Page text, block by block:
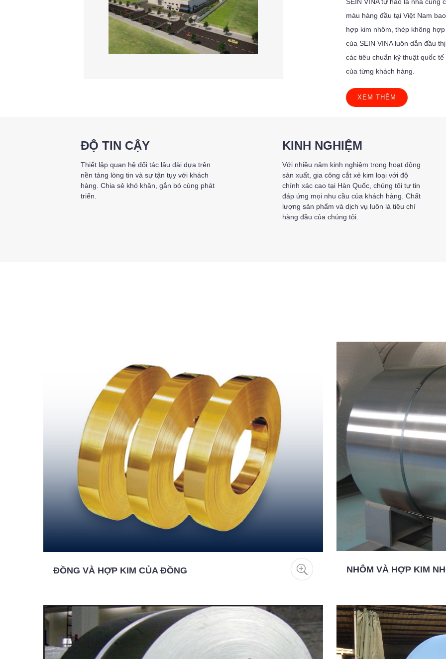
màu hàng đầu tại Việt Nam
hợp kim nhôm, thép không
của SEIN VINA luôn dẫn đầu
các tiêu chuẩn kỹ thuật quốc
của từng khách hàng.
XEM THÊM
ĐỘ TIN CẬY
Thiết lập quan hệ đối tác lâu dài dựa trên
nền tảng lòng tin và sự tận tụy với khách
hàng. Chia sẻ khó khăn, gắn bó cùng phát
triển.
KINH NGHIỆM
Với nhiều năm kinh nghiệm trong hoạt động
sản xuất, gia công cắt xẻ kim loại với độ
chính xác cao tại Hàn Quốc, chúng tôi tự tin
đáp ứng mọi nhu cầu của khách hàng. Chất
lượng sản phẩm và dịch vụ luôn là tiêu chí
hàng đầu của chúng tôi.
ĐỒNG VÀ HỢP KIM CỦA ĐỒNG NHÔM VÀ HỢP KIM